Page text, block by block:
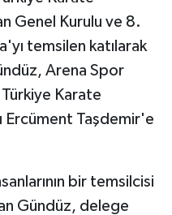
Genel Kurulu ve 8.
temsilen katılarak
Arena Spor
Karate
Ercüment Taşdemir'e
bir temsilcisi
Gündüz, delege